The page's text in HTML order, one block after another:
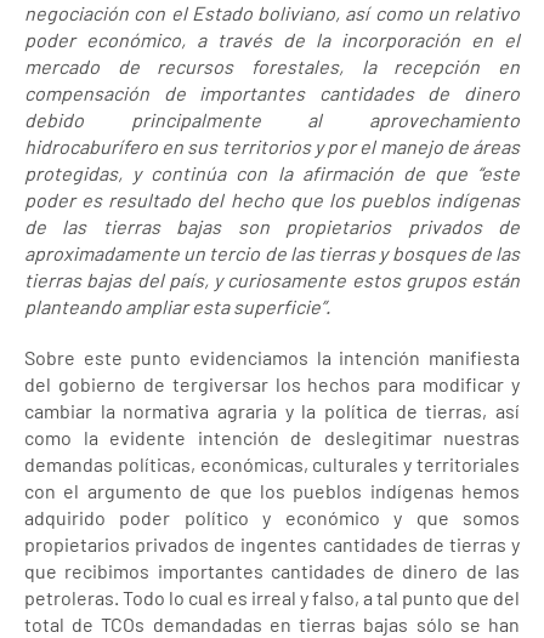
negociación con el Estado boliviano, así como un relativo
poder económico, a través de la incorporación en el
mercado de recursos forestales, la recepción en
compensación de importantes cantidades de dinero
debido principalmente al aprovechamiento
hidrocaburífero en sus territorios y por el manejo de áreas
protegidas, y continúa con la afirmación de que “este
poder es resultado del hecho que los pueblos indígenas
de las tierras bajas son propietarios privados de
aproximadamente un tercio de las tierras y bosques de las
tierras bajas del país, y curiosamente estos grupos están
planteando ampliar esta superficie”.
Sobre este punto evidenciamos la intención manifiesta
del gobierno de tergiversar los hechos para modificar y
cambiar la normativa agraria y la política de tierras, así
como la evidente intención de deslegitimar nuestras
demandas políticas, económicas, culturales y territoriales
con el argumento de que los pueblos indígenas hemos
adquirido poder político y económico y que somos
propietarios privados de ingentes cantidades de tierras y
que recibimos importantes cantidades de dinero de las
petroleras. Todo lo cual es irreal y falso, a tal punto que del
total de TCOs demandadas en tierras bajas sólo se han